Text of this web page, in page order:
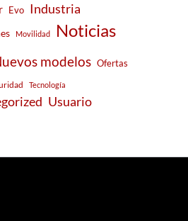
Evo Industria
Movilidad Noticias
modelos Ofertas
Tecnología
Usuario